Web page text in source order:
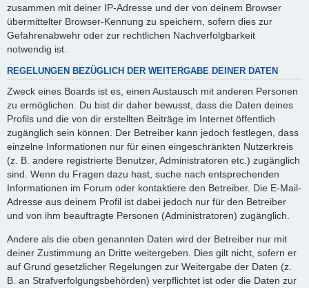
zusammen mit deiner IP-Adresse und der von deinem Browser
übermittelter Browser-Kennung zu speichern, sofern dies zur
Gefahrenabwehr oder zur rechtlichen Nachverfolgbarkeit
notwendig ist.
REGELUNGEN BEZÜGLICH DER WEITERGABE DEINER DATEN
Zweck eines Boards ist es, einen Austausch mit anderen Personen
zu ermöglichen. Du bist dir daher bewusst, dass die Daten deines
Profils und die von dir erstellten Beiträge im Internet öffentlich
zugänglich sein können. Der Betreiber kann jedoch festlegen, dass
einzelne Informationen nur für einen eingeschränkten Nutzerkreis
(z. B. andere registrierte Benutzer, Administratoren etc.) zugänglich
sind. Wenn du Fragen dazu hast, suche nach entsprechenden
Informationen im Forum oder kontaktiere den Betreiber. Die E-Mail-
Adresse aus deinem Profil ist dabei jedoch nur für den Betreiber
und von ihm beauftragte Personen (Administratoren) zugänglich.
Andere als die oben genannten Daten wird der Betreiber nur mit
deiner Zustimmung an Dritte weitergeben. Dies gilt nicht, sofern er
auf Grund gesetzlicher Regelungen zur Weitergabe der Daten (z.
B. an Strafverfolgungsbehörden) verpflichtet ist oder die Daten zur